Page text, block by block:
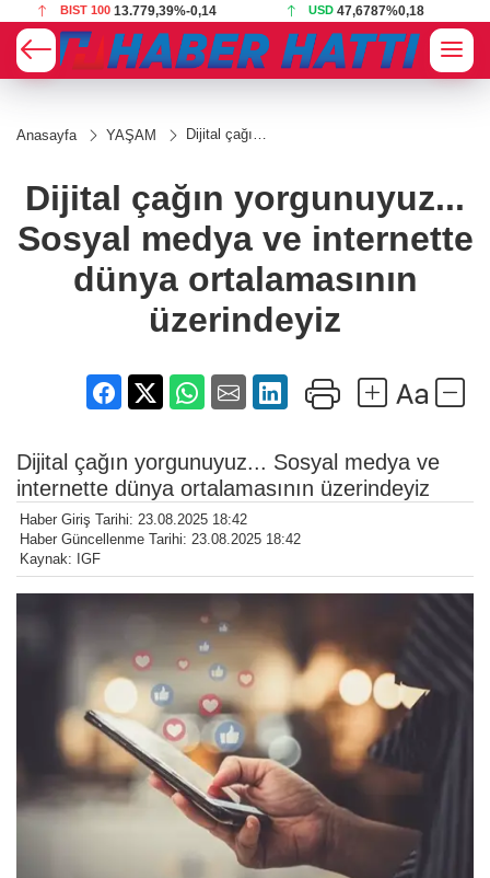
BIST 100 13.779,39%-0,14 USD 47,6787%0,18
Anasayfa YAŞAM
Dijital çağın
medya ve
internette
dünya
ortalamasının
üzerindeyiz
Dijital çağın yorgunuyuz...
Sosyal medya ve internette
dünya ortalamasının
üzerindeyiz
Dijital çağın yorgunuyuz... Sosyal medya ve
internette dünya ortalamasının üzerindeyiz
Haber Giriş Tarihi: 23.08.2025 18:42
Haber Güncellenme Tarihi: 23.08.2025 18:42
Kaynak: IGF